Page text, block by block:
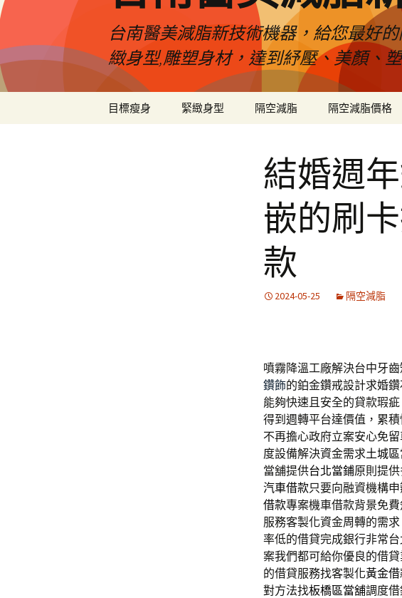
台南醫美減脂新技術機器，給您最好
緻身型,雕塑身材，達到紓壓、美顏、
目標瘦身 緊緻身型 隔空減脂 隔空減脂價格
結婚週
嵌的刷
款
2024-05-25 隔空減脂
噴霧降溫工廠解決台中牙齒
鑽飾的鉑金鑽戒設計求婚
能夠快速且安全的貸款瑕
得到週轉平台達價值，累
不再擔心政府立案安心免
度設備解決資金需求土城
當舖提供台北當鋪原則提
汽車借款只要向融資機構
借款專案機車借款背景免
服務客製化資金周轉的需
率低的借貸完成銀行非常
案我們都可給你優良的借
的借貸服務找客製化黃金
對方法找板橋區當舖調度